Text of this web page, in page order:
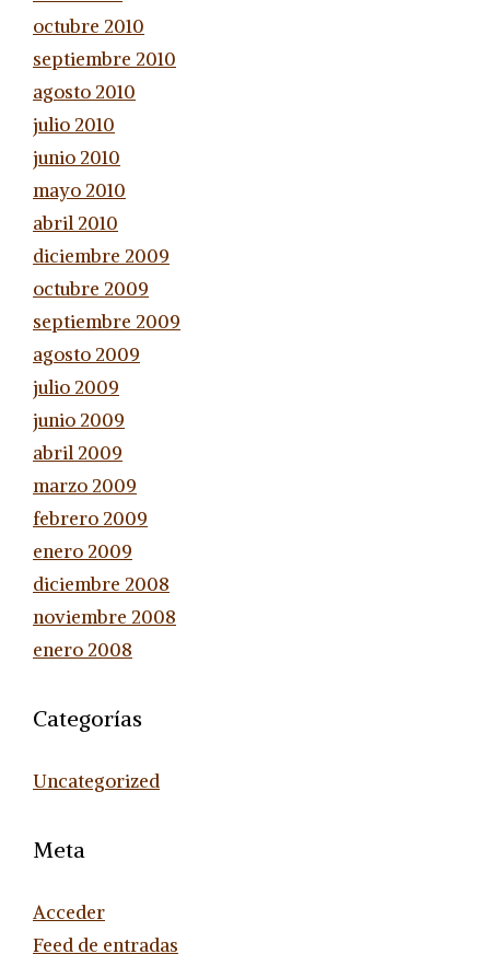
octubre 2010
septiembre 2010
agosto 2010
julio 2010
junio 2010
mayo 2010
abril 2010
diciembre 2009
octubre 2009
septiembre 2009
agosto 2009
julio 2009
junio 2009
abril 2009
marzo 2009
febrero 2009
enero 2009
diciembre 2008
noviembre 2008
enero 2008
Categorías
Uncategorized
Meta
Acceder
Feed de entradas